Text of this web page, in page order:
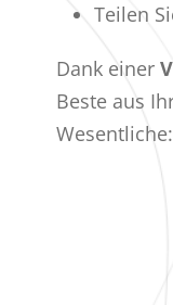
Teilen
Dank einer
Beste aus